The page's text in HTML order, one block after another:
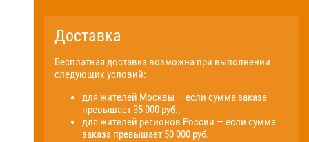
Доставка
Бесплатная доставка возможна при выполнении
следующих условий:
для жителей Москвы — если сумма заказа
превышает 35 000 руб.;
для жителей регионов России — если сумма
заказа превышает 50 000 руб.